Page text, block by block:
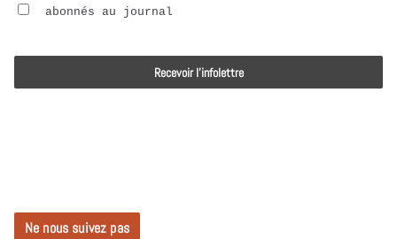
abonnés au journal
Ne nous suivez pas